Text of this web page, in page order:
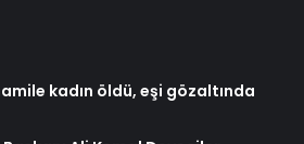
kadın öldü, eşi gözaltında